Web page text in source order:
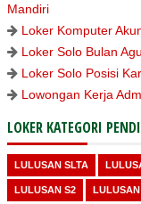
Mandiri
Loker Komputer
Loker Solo Bulan
Loker Solo Posisi
Lowongan Kerja
LOKER KATEGORI
LULUSAN SLTA
LULUSAN S2